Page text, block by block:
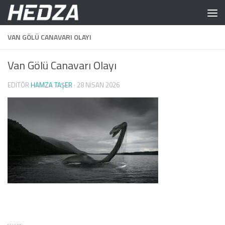
Skip to content
VAN GÖLÜ CANAVARI OLAYI
Van Gölü Canavarı Olayı
EDITÖR HAMZA TAŞER · 28 NISAN 2026